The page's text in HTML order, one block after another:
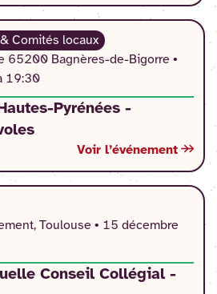
Comités locaux
65200 Bagnères-de-Bigorre •
19:30
Pyrénées -
Voir l’événement
Toulouse • 15 décembre
Conseil Collégial -